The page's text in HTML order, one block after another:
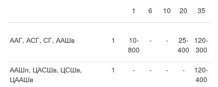
1 6 10 20 35
ААГ, АСГ, СГ, ААШв 1
10-
800
- -
25-
400
120-
300
ААШп, ЦАСШв, ЦСШв,
ЦААШв
1 - - - -
120-
400